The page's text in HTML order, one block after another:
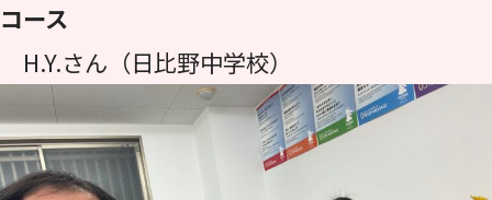
コース
H.Y.さん（日比野中学校）